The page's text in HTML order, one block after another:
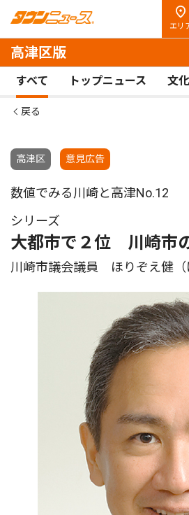
エリ
高津区版
すべて トップニュース 文化
戻る
高津区 意見広告
数値でみる川崎と高津No.12
シリーズ
大都市で２位 川崎市
川崎市議会議員 ほりぞえ健（